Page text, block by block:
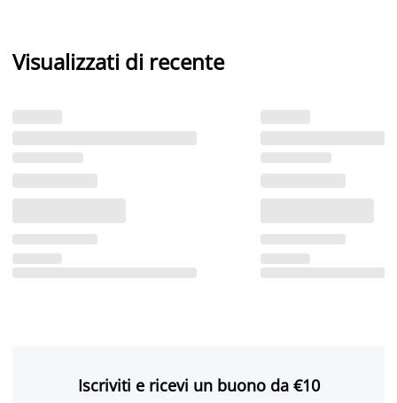
Visualizzati di recente
Iscriviti e ricevi un buono da €10